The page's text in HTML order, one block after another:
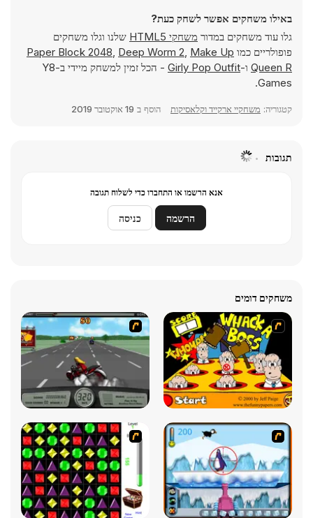
באילו משחקים אפשר לשחק כעת?
גלו עוד משחקים במדור משחקי HTML5
שלנו וגלו משחקים
פופולריים כמו
Paper Block 2048, Deep Worm 2, Make Up
Queen R ו-Girly Pop Outfit
- הכל זמין למשחק מיידי ב-Y8
Games.
קטגוריה: משחקיי ארקייד וקלאסיקות הוסף ב 19 אוקטובר 2019
תגובות
אנא הרשמו או התחברו כדי לשלוח תגובה
הרשמה כניסה
משחקים דומים